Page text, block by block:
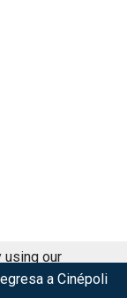
con menú y
using our
Got it